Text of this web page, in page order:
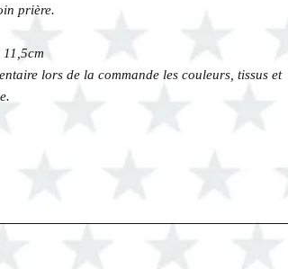
prière.
lors de la commande les couleurs, tissus et